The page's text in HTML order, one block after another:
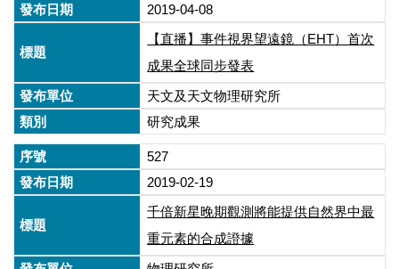
2019-04-08
【直播】事件視界望遠鏡（EHT）首次
成果全球同步發表
天文及天文物理研究所
研究成果
527
2019-02-19
千倍新星晚期觀測將能提供自然界中最
重元素的合成證據